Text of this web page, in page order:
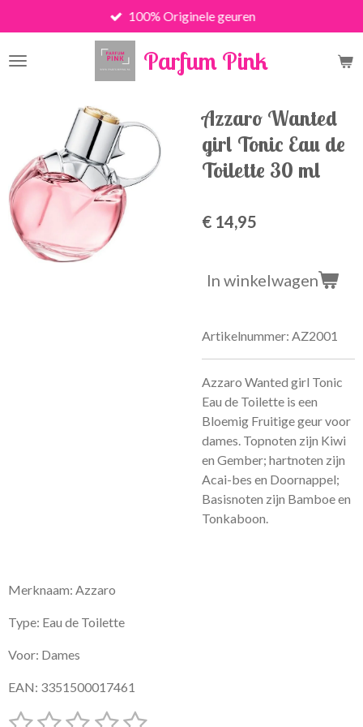
direct
naar
Parfum Pink
100% Originele geuren
Azzaro Wanted
girl Tonic Eau de
Toilette 30 ml
€ 14,95
In winkelwagen
Artikelnummer: AZ2001
Azzaro Wanted girl Tonic
Eau de Toilette is een
Bloemig Fruitige geur voor
dames. Topnoten zijn Kiwi
en Gember; hartnoten zijn
Acai-bes en Doornappel;
Basisnoten zijn Bamboe en
Tonkaboon.
Merknaam: Azzaro
Type: Eau de Toilette
Voor: Dames
EAN: 3351500017461
R
S